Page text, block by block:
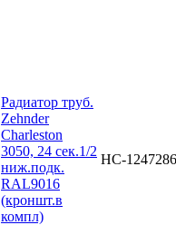
Радиатор труб.
Zehnder
Charleston
3050, 24 сек.1/2
ниж.подк.
RAL9016
(кроншт.в
компл)
НС-1247286